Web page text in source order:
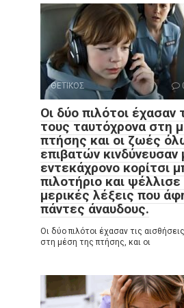
ΘΕΤΙΚΟΣ
Οι δύο πιλότοι έχασαν
τους ταυτόχρονα στη
πτήσης και οι ζωές
επιβατών κινδύνευσαν
εντεκάχρονο κορίτσι
πιλοτήριο και
μερικές λέξεις που
πάντες άναυδους.
Οι δύο πιλότοι έχασαν τις
στη μέση της πτήσης, και οι